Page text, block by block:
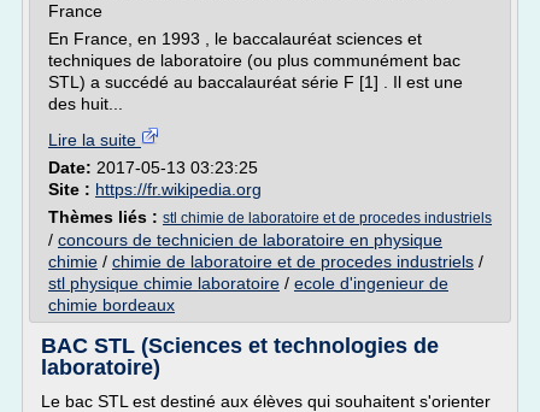
France
En France, en 1993 , le baccalauréat sciences et
techniques de laboratoire (ou plus communément bac
STL) a succédé au baccalauréat série F [1] . Il est une
des huit...
Lire la suite
Date: 2017-05-13 03:23:25
Site : https://fr.wikipedia.org
Thèmes liés : stl chimie de laboratoire et de procedes industriels
/ concours de technicien de laboratoire en physique
chimie / chimie de laboratoire et de procedes industriels /
stl physique chimie laboratoire / ecole d'ingenieur de
chimie bordeaux
BAC STL (Sciences et technologies de
laboratoire)
Le bac STL est destiné aux élèves qui souhaitent s'orienter